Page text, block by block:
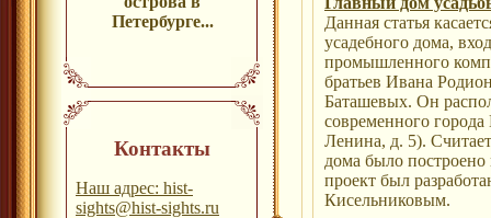
Петербурге...
Контакты
Наш адрес: hist-
sights@hist-sights.ru
Данная статья
усадебного дома,
промышленного
братьев Ивана
Баташевых. Он
современного
Ленина, д. 5).
дома было построено
проект был
Кисельниковым.